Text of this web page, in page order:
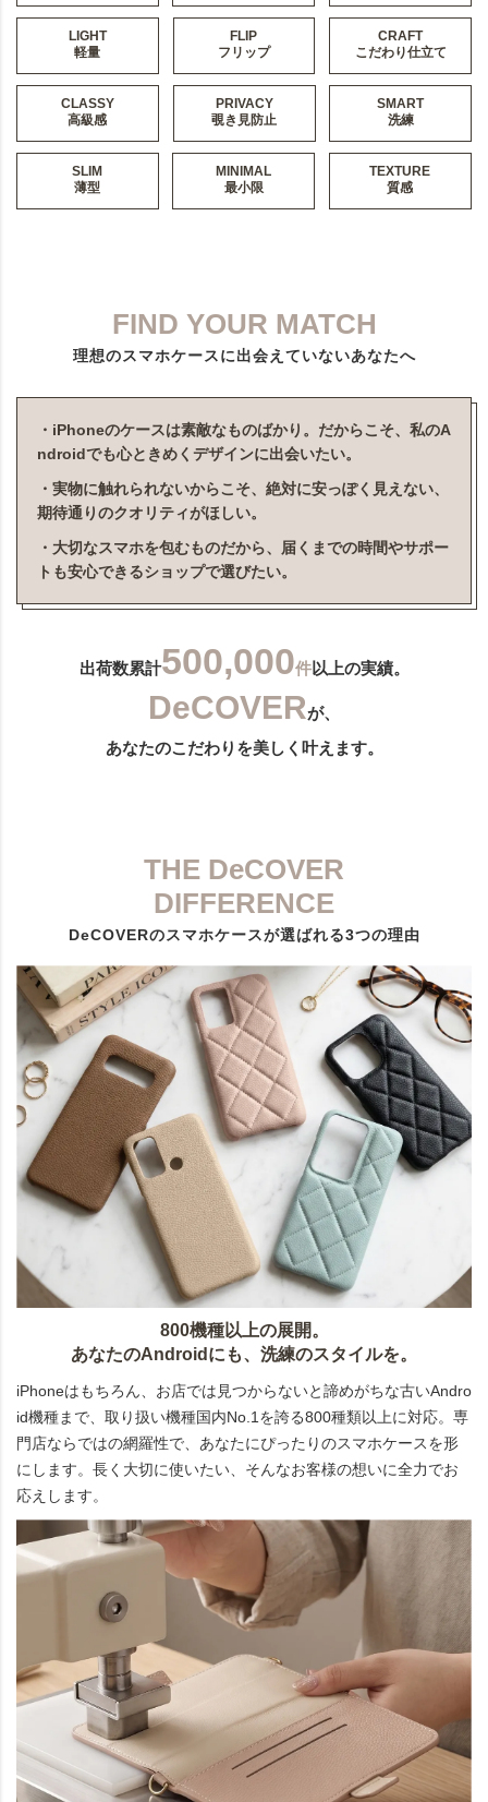
LIGHT
軽量
FLIP
フリップ
CRAFT
こだわり仕立て
CLASSY
高級感
PRIVACY
覗き見防止
SMART
洗練
SLIM
薄型
MINIMAL
最小限
TEXTURE
質感
FIND YOUR MATCH
理想のスマホケースに出会えていないあなたへ
・iPhoneのケースは素敵なものばかり。だからこそ、私のA
ndroidでも心ときめくデザインに出会いたい。
・実物に触れられないからこそ、絶対に安っぽく見えない、
期待通りのクオリティがほしい。
・大切なスマホを包むものだから、届くまでの時間やサポー
トも安心できるショップで選びたい。
出荷数累計500,000件以上の実績。
DeCOVERが、
あなたのこだわりを美しく叶えます。
THE DeCOVER
DIFFERENCE
DeCOVERのスマホケースが選ばれる3つの理由
800機種以上の展開。
あなたのAndroidにも、洗練のスタイルを。
iPhoneはもちろん、お店では見つからないと諦めがちな古いAndro
id機種まで、取り扱い機種国内No.1を誇る800種類以上に対応。専
門店ならではの網羅性で、あなたにぴったりのスマホケースを形
にします。長く大切に使いたい、そんなお客様の想いに全力でお
応えします。